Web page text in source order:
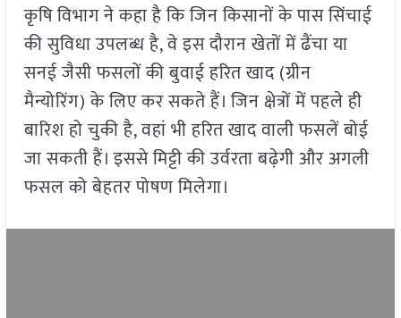
कृषि विभाग ने कहा है कि जिन किसानों के पास सिंचाई
की सुविधा उपलब्ध है, वे इस दौरान खेतों में ढैंचा या
सनई जैसी फसलों की बुवाई हरित खाद (ग्रीन
मैन्योरिंग) के लिए कर सकते हैं। जिन क्षेत्रों में पहले ही
बारिश हो चुकी है, वहां भी हरित खाद वाली फसलें बोई
जा सकती हैं। इससे मिट्टी की उर्वरता बढ़ेगी और अगली
फसल को बेहतर पोषण मिलेगा।